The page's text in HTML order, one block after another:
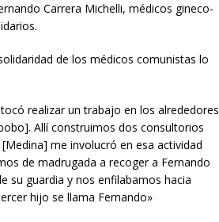
Carrera Michelli, médicos gineco-
de los médicos comunistas lo
realizar un trabajo en los alrededores
Allí construimos dos consultorios
me involucró en esa actividad
de madrugada a recoger a Fernando
su guardia y nos enfilabamos hacia
hijo se llama Fernando»